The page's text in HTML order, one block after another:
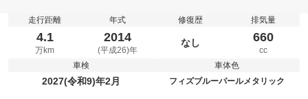
走行距離
4.1
万km
年式
2014
(平成26)年
修復歴
なし
排気量
660
cc
車検
2027(令和9)年2月
車体色
フィズブルーパールメタリック